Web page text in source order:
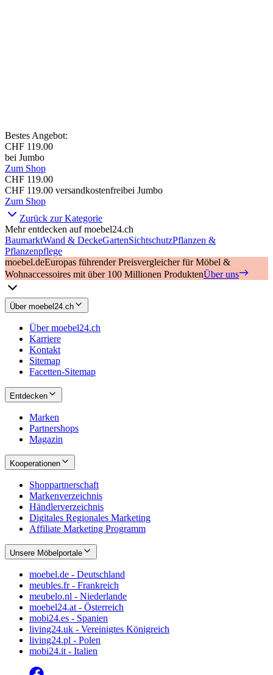
Bestes Angebot:
CHF 119.00
bei Jumbo
Zum Shop
CHF 119.00
CHF 119.00 versandkostenfreibei Jumbo
Zum Shop
Zurück zur Kategorie
Mehr entdecken auf moebel24.ch
BaumarktWand & DeckeGartenSichtschutzPflanzen &
Pflanzenpflege
moebel.deEuropas führender Preisvergleicher für Möbel &
Wohnaccessoires mit über 100 Millionen ProduktenÜber uns
Über moebel24.ch
Über moebel24.ch
Karriere
Kontakt
Sitemap
Facetten-Sitemap
Entdecken
Marken
Partnershops
Magazin
Kooperationen
Shoppartnerschaft
Markenverzeichnis
Händlerverzeichnis
Digitales Regionales Marketing
Affiliate Marketing Programm
Unsere Möbelportale
moebel.de - Deutschland
meubles.fr - Frankreich
meubelo.nl - Niederlande
moebel24.at - Österreich
mobi24.es - Spanien
living24.uk - Vereinigtes Königreich
living24.pl - Polen
mobi24.it - Italien